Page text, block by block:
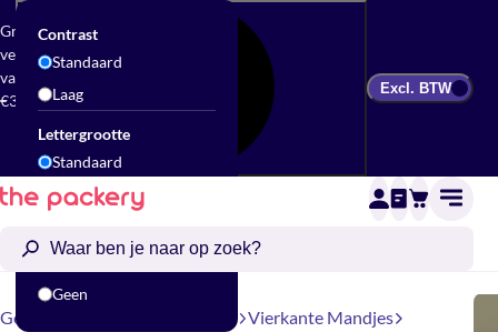
Gratis
verzending
vanaf
€300
Contrast
Standaard
Laag
Lettergrootte
Standaard
Groot
Geen
Excl. BTW
Geschenkverpakking Mandjes Vierkante Mandjes